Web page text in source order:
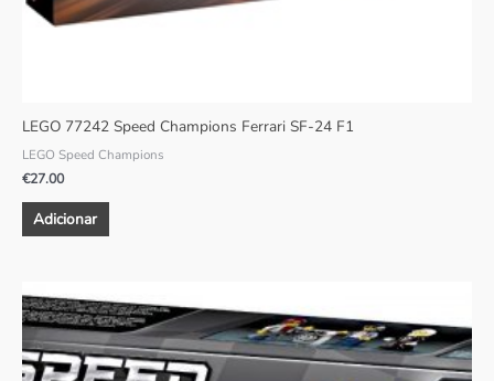
LEGO 77242 Speed Champions Ferrari SF-24 F1
LEGO Speed Champions
€27.00
Adicionar